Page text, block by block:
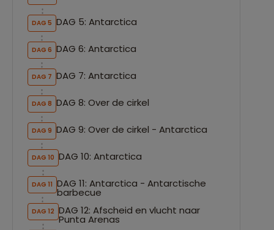
DAG 5 DAG 5: Antarctica
DAG 6 DAG 6: Antarctica
DAG 7 DAG 7: Antarctica
DAG 8 DAG 8: Over de cirkel
DAG 9 DAG 9: Over de cirkel - Antarctica
DAG 10 DAG 10: Antarctica
DAG 11 DAG 11: Antarctica - Antarctische
barbecue
DAG 12 DAG 12: Afscheid en vlucht naar
Punta Arenas